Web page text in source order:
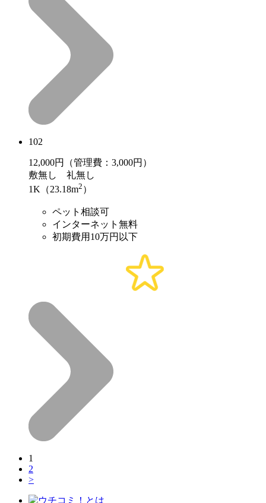
102
12,000円（管理費：3,000円）
敷無し 礼無し
1K（23.18m2 ）
ペット相談可
インターネット無料
初期費用10万円以下
1
2
>